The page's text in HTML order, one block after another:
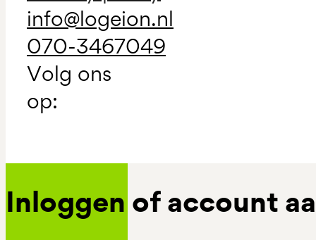
info@logeion.nl
070-3467049
Volg ons
op:
Inloggen of account